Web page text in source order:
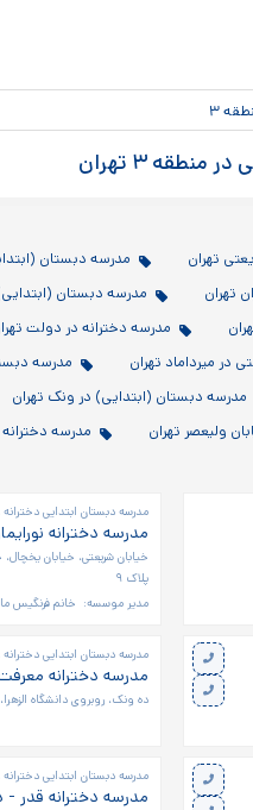
۳
۳ تهران
تهران
مدرسه دبستان
تهران
مدرسه دبستان (ابتدایی)
مدرسه دخترانه در دولت
در میرداماد تهران
مدرسه
مدرسه دبستان (ابتدایی) در ونک تهران
ولیعصر تهران مدرسه دخترانه
مدرسه دبستان ابتدایی
مدرسه دخترانه
خیابان شریعتی، خیابان یخچال،
پلاک ۹
مدیر موسسه: خانم فرنگیس
مدرسه دبستان ابتدایی
مدرسه دخترانه
ده ونک، روبروی دانشگاه
مدرسه دبستان ابتدایی
مدرسه دخترانه قدر -